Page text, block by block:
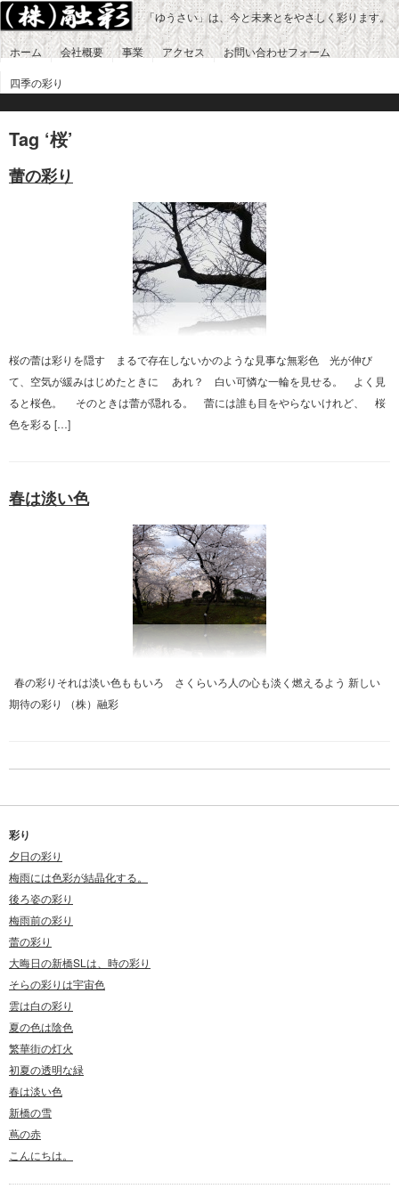
「ゆうさい」は、今と未来とをやさしく彩ります。
ホーム 会社概要 事業 アクセス お問い合わせフォーム
四季の彩り
Tag ‘桜’
蕾の彩り
桜の蕾は彩りを隠す まるで存在しないかのような見事な無彩色 光が伸び
て、空気が緩みはじめたときに あれ？ 白い可憐な一輪を見せる。 よく見
ると桜色。 そのときは蕾が隠れる。 蕾には誰も目をやらないけれど、 桜
色を彩る […]
春は淡い色
春の彩りそれは淡い色ももいろ さくらいろ人の心も淡く燃えるよう 新しい
期待の彩り （株）融彩
彩り
夕日の彩り
梅雨には色彩が結晶化する。
後ろ姿の彩り
梅雨前の彩り
蕾の彩り
大晦日の新橋SLは、時の彩り
そらの彩りは宇宙色
雲は白の彩り
夏の色は陰色
繁華街の灯火
初夏の透明な緑
春は淡い色
新橋の雪
蔦の赤
こんにちは。